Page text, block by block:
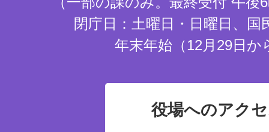
閉庁日：土曜日・日曜日、国
年末年始（12月29日か
役場へのアク